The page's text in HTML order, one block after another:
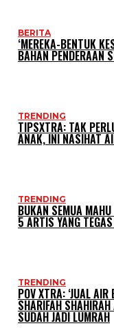
BERITA
‘MEREKA-BENTUK
BAHAN PENDERAAN
TRENDING
TIPSXTRA: TAK
ANAK, INI NASIHAT
TRENDING
BUKAN SEMUA
5 ARTIS YANG
TRENDING
POV XTRA: ‘JUAL
SHARIFAH SHAHIRAH
SUDAH JADI LUMRAH